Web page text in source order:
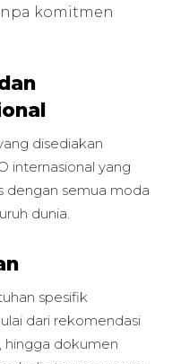
komitmen
disediakan
internasional yang
dengan semua moda
dunia.
spesifik
dari rekomendasi
hingga dokumen